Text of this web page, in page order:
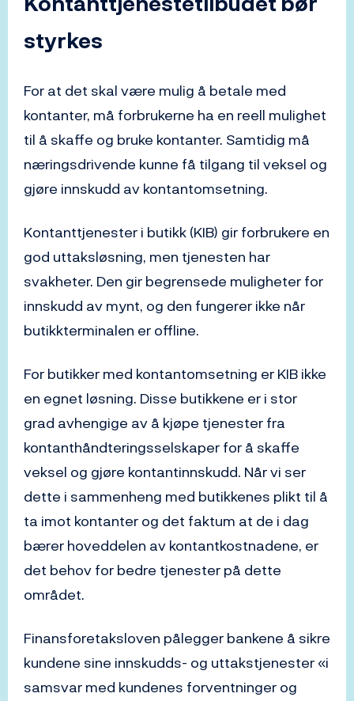
styrkes
For at det skal være mulig å betale med
kontanter, må forbrukerne ha en reell mulighet
til å skaffe og bruke kontanter. Samtidig må
næringsdrivende kunne få tilgang til veksel og
gjøre innskudd av kontantomsetning.
Kontanttjenester i butikk (KIB) gir forbrukere en
god uttaksløsning, men tjenesten har
svakheter. Den gir begrensede muligheter for
innskudd av mynt, og den fungerer ikke når
butikkterminalen er offline.
For butikker med kontantomsetning er KIB ikke
en egnet løsning. Disse butikkene er i stor
grad avhengige av å kjøpe tjenester fra
kontanthåndteringsselskaper for å skaffe
veksel og gjøre kontantinnskudd. Når vi ser
dette i sammenheng med butikkenes plikt til å
ta imot kontanter og det faktum at de i dag
bærer hoveddelen av kontantkostnadene, er
det behov for bedre tjenester på dette
området.
Finansforetaksloven pålegger bankene å sikre
kundene sine innskudds- og uttakstjenester «i
samsvar med kundenes forventninger og